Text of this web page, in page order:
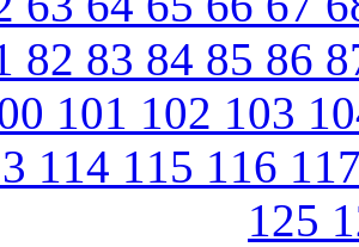
82 83 84 85 86
101 102 103
114 115 116
125